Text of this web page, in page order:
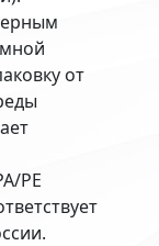
от
PE